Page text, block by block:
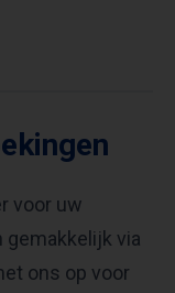
voor uw
via
ons op voor